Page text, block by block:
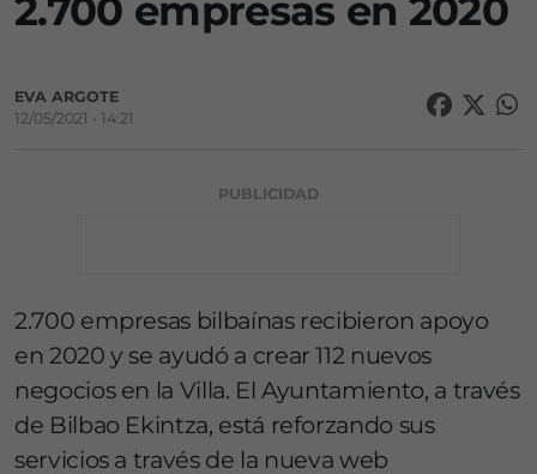
2.700 empresas en 2020
EVA ARGOTE
12/05/2021 • 14:21
PUBLICIDAD
2.700 empresas bilbaínas recibieron apoyo
en 2020 y se ayudó a crear 112 nuevos
negocios en la Villa. El Ayuntamiento, a través
de Bilbao Ekintza, está reforzando sus
servicios a través de la nueva web